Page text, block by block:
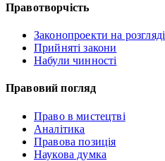
Правотворчість
Законопроекти на розгляді
Прийняті закони
Набули чинності
Правовий погляд
Право в мистецтві
Аналітика
Правова позиція
Наукова думка